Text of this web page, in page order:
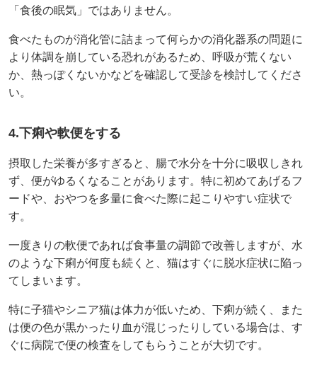
「食後の眠気」ではありません。
食べたものが消化管に詰まって何らかの消化器系の問題に
より体調を崩している恐れがあるため、呼吸が荒くない
か、熱っぽくないかなどを確認して受診を検討してくださ
い。
4.下痢や軟便をする
摂取した栄養が多すぎると、腸で水分を十分に吸収しきれ
ず、便がゆるくなることがあります。特に初めてあげるフ
ードや、おやつを多量に食べた際に起こりやすい症状で
す。
一度きりの軟便であれば食事量の調節で改善しますが、水
のような下痢が何度も続くと、猫はすぐに脱水症状に陥っ
てしまいます。
特に子猫やシニア猫は体力が低いため、下痢が続く、また
は便の色が黒かったり血が混じったりしている場合は、す
ぐに病院で便の検査をしてもらうことが大切です。